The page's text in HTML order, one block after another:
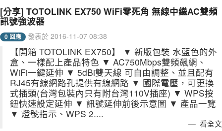
[分享] TOTOLINK EX750 WiFi零死角 無線中繼AC雙頻
訊號強波器
0 回應 發表於 2016-11-07 08:38
【開箱 TOTOLINK EX750】 ▼ 新版包裝 水藍色的外
盒、一樣配上產品特色 ▼ AC750Mbps雙頻飆網、
WiFi一鍵延伸 ▼ 5dBi雙天線 可自由調整、並且配有
RJ45有線網路孔提供有線網路 ▼ 國際電壓，可更換
式插頭(台灣包裝內只有附台灣110V插座) ▼ WPS按
鈕快速設定延伸 ▼ 訊號延伸前後示意圖 ▼ 產品一覽
▼ 燈號指示、WPS 2....
看全文